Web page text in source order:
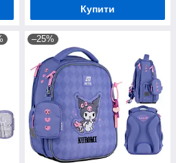
Купити
–25%